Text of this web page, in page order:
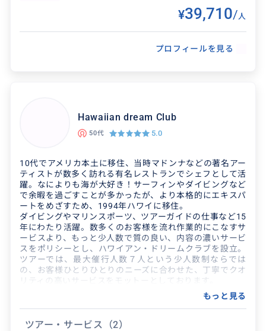
もともと、世界各地の先住民族の方々が持つ文化や伝統に
先人の培った生きる智恵を現代に繋げたいという想いを胸
丁寧なガイドを心がけています。
古代から現代に受け継がれているハワイの伝統と叡智、
カウアイ島が持っている穏やかなエネルギー、
そしてそこに暮らす人々の想いを、
最近はYouTubeでも発信しています。
目指していきたいと思っているのは、人と人、文化と文
化、国と国、様々なものの真ん中でバランスを保つ、平衡
な存在でいること…心通じる仲間とともにカウアイ生活を
愉しんでいます。
マフリ・ガーデンをじっくりご案内し
ます。古代ハワイの循環型生活空間ア
フプアアを体験してみませんか？
¥39,710/ 人
プロフィールを見る
Hawaiian dream Club
50代 5.0
10代でアメリカ本土に移住、当時マドンナなどの著名アー
ティストが数多く訪れる有名レストランでシェフとして活
躍。なによりも海が大好き！サーフィンやダイビングなど
で余暇を過ごすことが多かったが、より本格的にエキスパ
ートをめざすため、1994年ハワイに移住。
ダイビングやマリンスポーツ、ツアーガイドの仕事など15
年にわたり活躍。数多くのお客様を流れ作業的にこなすサ
ービスより、もっと少人数で質の良い、内容の濃いサービ
スをポリシーとし、ハワイアン・ドリームクラブを設立。
ツアーでは、最大催行人数７人という少人数制ならでは
の、お客様ひとりひとりのニーズに合わせた、丁寧でクオ
リティの高いサービスをモットーとしております。
もっと見る
ツアー・サービス （2）